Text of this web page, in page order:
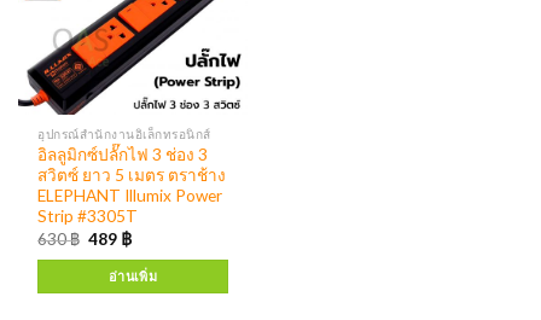
อุปกรณ์สำนักงานอิเล็กทรอนิกส์
อิลลูมิกซ์ปลั๊กไฟ 3 ช่อง 3
สวิตซ์ ยาว 5 เมตร ตราช้าง
ELEPHANT Illumix Power
Strip #3305T
630฿ 489 ฿
อ่านเพิ่ม